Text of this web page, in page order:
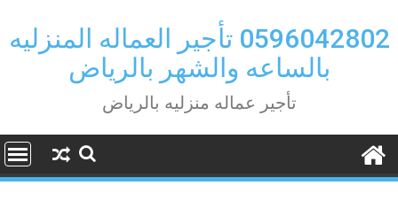
to
content
0596042802 تأجير العماله المنزليه
بالساعه والشهر بالرياض
تأجير عماله منزليه بالرياض